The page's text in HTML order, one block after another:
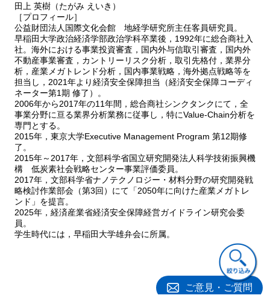
田上 英樹（たがみ えいき）
［プロフィール］
公益財団法人国際文化会館 地経学研究所主任客員研究員。
早稲田大学政治経済学部政治学科卒業後，1992年に総合商社入
社。海外における事業投資審査，国内外与信取引審査，国内外
不動産事業審査，カントリーリスク分析，取引先格付，業界分
析，産業メガトレンド分析，国内事業戦略，海外拠点戦略等を
担当し，2021年より経済安全保障担当（経済安全保障コーディ
ネーター第1期 修了）。
2006年から2017年の11年間，総合商社シンクタンクにて，全
事業分野に亘る業界分析業務に従事し，特にValue-Chain分析を
専門とする。
2015年，東京大学Executive Management Program 第12期修
了。
2015年～2017年，文部科学省国立研究開発法人科学技術振興機
構 低炭素社会戦略センター事業評価委員。
2017年，文部科学省ナノテクノロジー・材料分野の研究開発戦
略検討作業部会（第3回）にて「2050年に向けた産業メガトレ
ンド」を提言。
2025年，経済産業省経済安全保障経営ガイドライン研究会委
員。
学生時代には，早稲田大学雄弁会に所属。
ご意見・ご質問